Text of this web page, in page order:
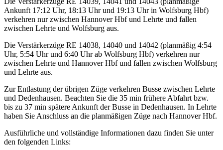
Ankunft 17:12 Uhr, 18:13 Uhr und 19:13 Uhr in Wolfsburg Hbf)
verkehren nur zwischen Hannover Hbf und Lehrte und fallen
zwischen Lehrte und Wolfsburg aus.
Die Verstärkerzüge RE 14038, 14040 und 14042 (planmäßig 4:54
Uhr, 5:54 Uhr und 6:40 Uhr ab Wolfsburg Hbf) verkehren nur
zwischen Lehrte und Hannover Hbf und fallen zwischen Wolfsburg
und Lehrte aus.
Zur Entlastung der übrigen Züge verkehren Busse zwischen Lehrte
und Dedenhausen. Beachten Sie die 35 min frühere Abfahrt bzw.
bis zu 37 min spätere Ankunft der Busse in Dedenhausen. In Lehrte
haben Sie Anschluss an die planmäßigen Züge nach Hannover Hbf.
Ausführliche und vollständige Informationen dazu finden Sie unter
den folgenden Links: